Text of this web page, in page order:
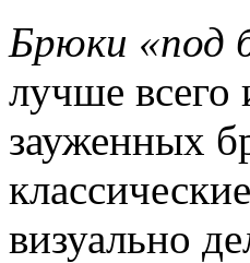
Брюки «под
лучше всего
зауженных
визуально